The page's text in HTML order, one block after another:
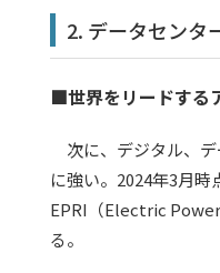
2. データセンタ
■世界をリードする
次に、デジタル、デ
に強い。2024年3月
EPRI（Electric
る。